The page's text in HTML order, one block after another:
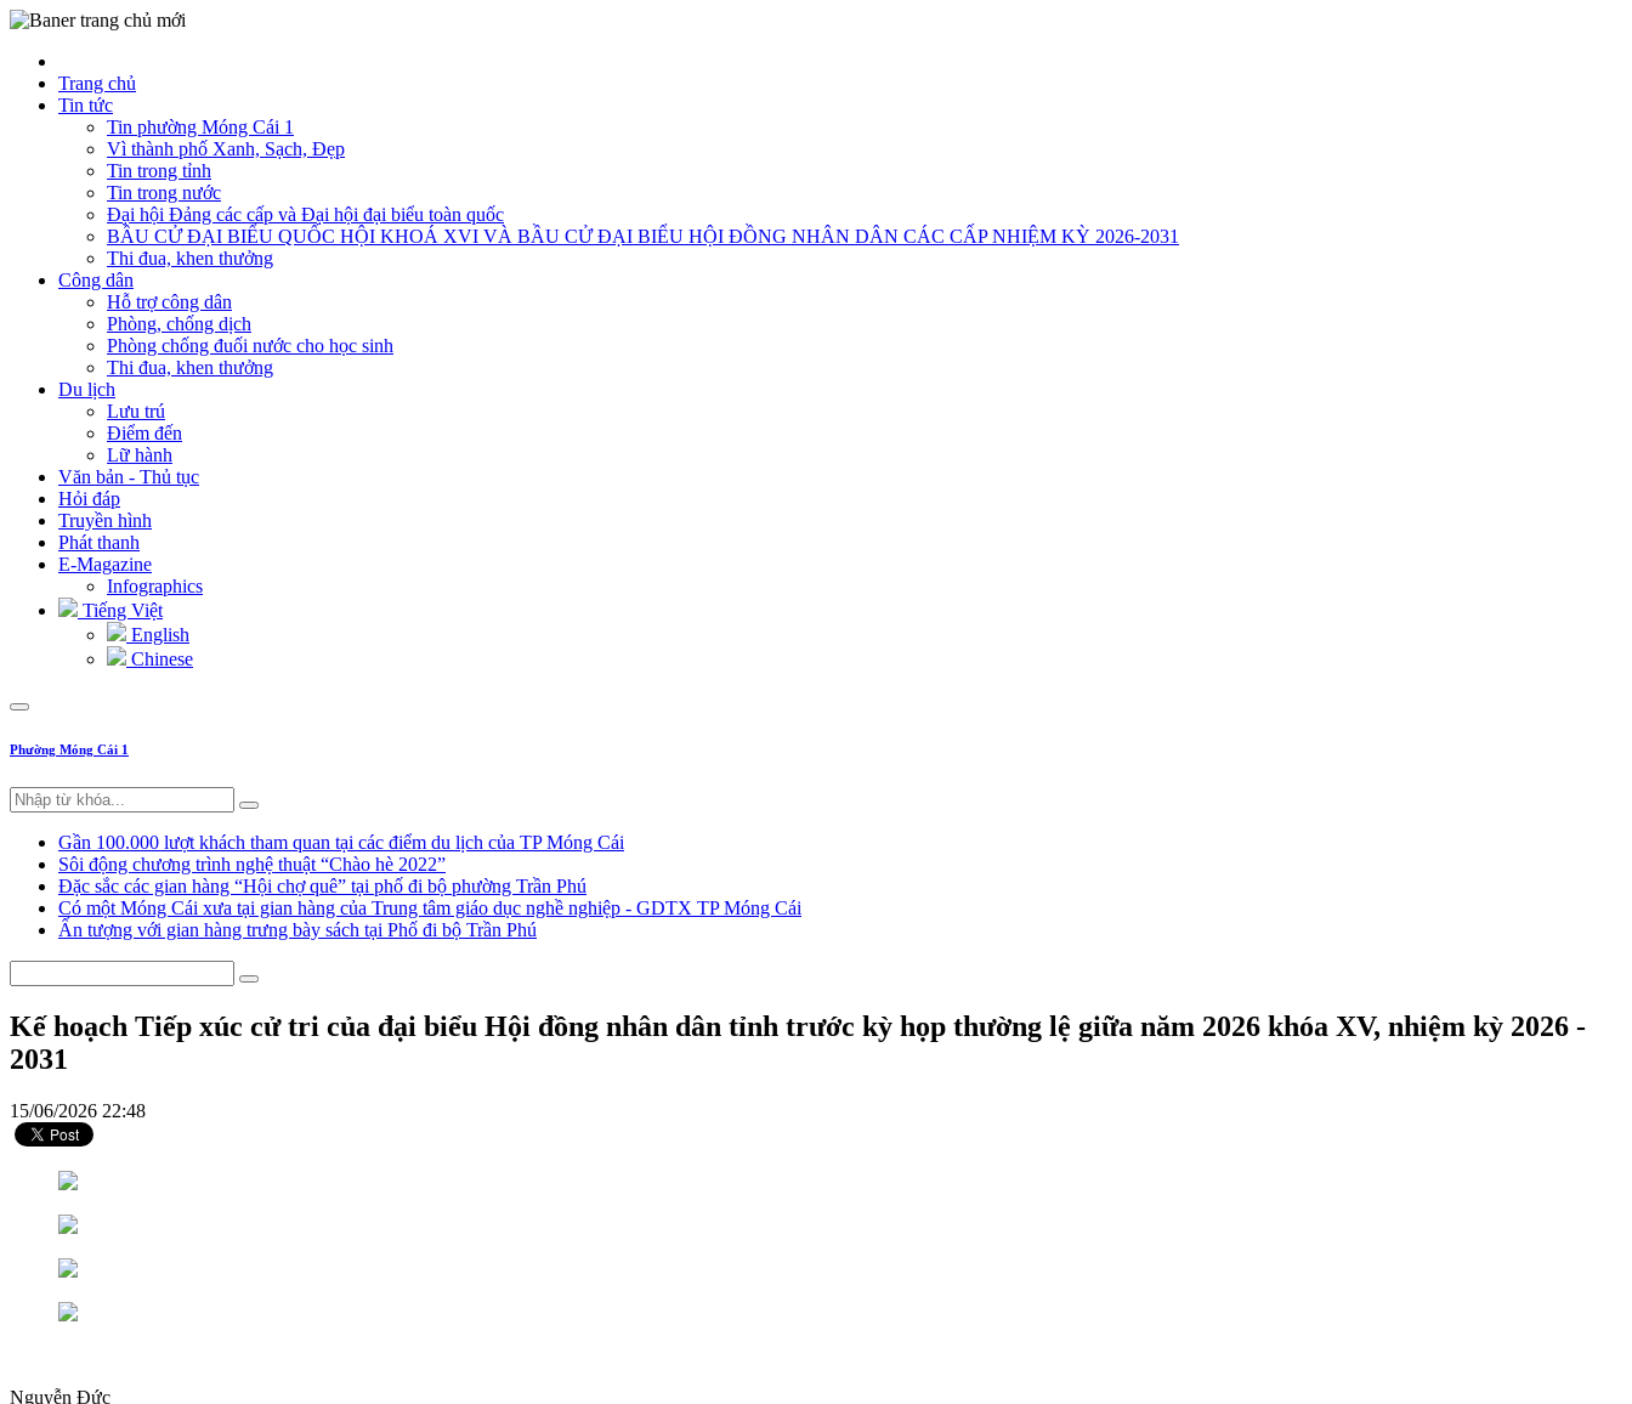
Trang chủ
Tin tức
Tin phường Móng Cái 1
Vì thành phố Xanh, Sạch, Đẹp
Tin trong tỉnh
Tin trong nước
Đại hội Đảng các cấp và Đại hội đại biểu toàn quốc
BẦU CỬ ĐẠI BIỂU QUỐC HỘI KHOÁ XVI VÀ BẦU CỬ ĐẠI BIỂU HỘI ĐỒNG NHÂN DÂN CÁC CẤP NHIỆM KỲ 2026-2031
Thi đua, khen thưởng
Công dân
Hỗ trợ công dân
Phòng, chống dịch
Phòng chống đuối nước cho học sinh
Thi đua, khen thưởng
Du lịch
Lưu trú
Điểm đến
Lữ hành
Văn bản - Thủ tục
Hỏi đáp
Truyền hình
Phát thanh
E-Magazine
Infographics
Tiếng Việt
English
Chinese
Phường Móng Cái 1
Gần 100.000 lượt khách tham quan tại các điểm du lịch của TP Móng Cái
Sôi động chương trình nghệ thuật “Chào hè 2022”
Đặc sắc các gian hàng “Hội chợ quê” tại phố đi bộ phường Trần Phú
Có một Móng Cái xưa tại gian hàng của Trung tâm giáo dục nghề nghiệp - GDTX TP Móng Cái
Ấn tượng với gian hàng trưng bày sách tại Phố đi bộ Trần Phú
Kế hoạch Tiếp xúc cử tri của đại biểu Hội đồng nhân dân tỉnh trước kỳ họp thường lệ giữa năm 2026 khóa XV, nhiệm kỳ 2026 -
2031
15/06/2026 22:48
Nguyễn Đức